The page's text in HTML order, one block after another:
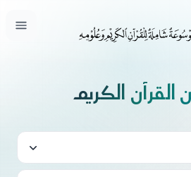
فتح
القرآن الكريم